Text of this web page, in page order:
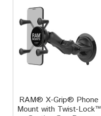
RAM® X-Grip® Phone
Mount with Twist-Lock™